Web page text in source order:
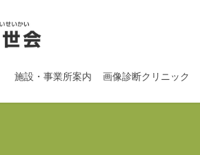
施設・事業所案内 画像診断クリニック